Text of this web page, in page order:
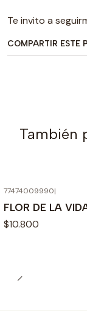
Te invito a
COMPARTIR ESTE
También
77474009990|
FLOR DE LA
$10.800